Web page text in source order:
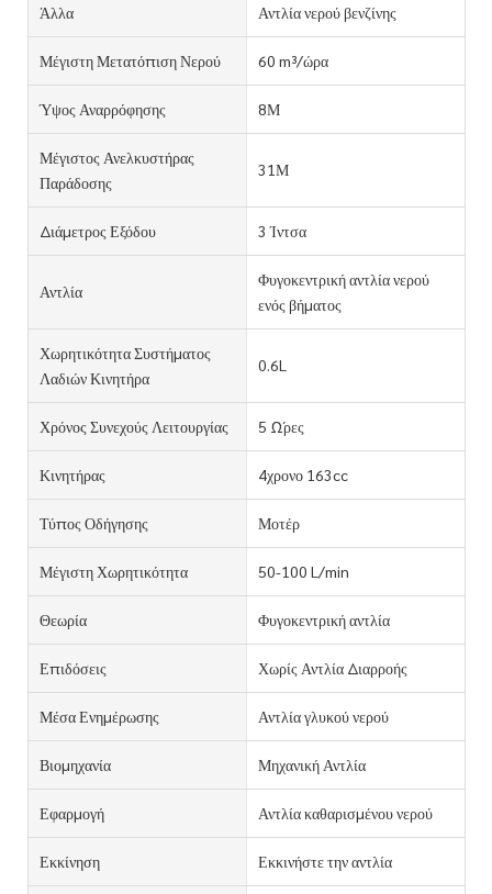
Άλλα Αντλία νερού βενζίνης
Μέγιστη Μετατόπιση Νερού 60 m³/ώρα
Ύψος Αναρρόφησης 8Μ
Μέγιστος Ανελκυστήρας
Παράδοσης
31Μ
Διάμετρος Εξόδου 3 Ίντσα
Αντλία
Φυγοκεντρική αντλία νερού
ενός βήματος
Χωρητικότητα Συστήματος
Λαδιών Κινητήρα
0.6L
Χρόνος Συνεχούς Λειτουργίας 5 Ώρες
Κινητήρας 4χρονο 163cc
Τύπος Οδήγησης Μοτέρ
Μέγιστη Χωρητικότητα 50-100 L/min
Θεωρία Φυγοκεντρική αντλία
Επιδόσεις Χωρίς Αντλία Διαρροής
Μέσα Ενημέρωσης Αντλία γλυκού νερού
Βιομηχανία Μηχανική Αντλία
Εφαρμογή Αντλία καθαρισμένου νερού
Εκκίνηση Εκκινήστε την αντλία